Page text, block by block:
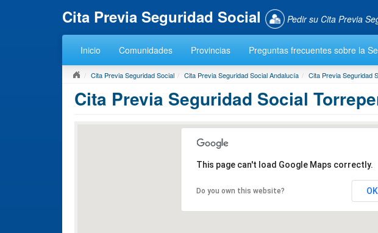
Cita Previa Seguridad Social Pedir su Cita Previa
Inicio Comunidades Provincias Preguntas frecuentes sobre la
Cita Previa Seguridad Social Cita Previa Seguridad Social Andalucía Cita Previa Seguridad
Cita Previa Seguridad Social
This page can't load Google Maps correctly.
Do you own this website? OK